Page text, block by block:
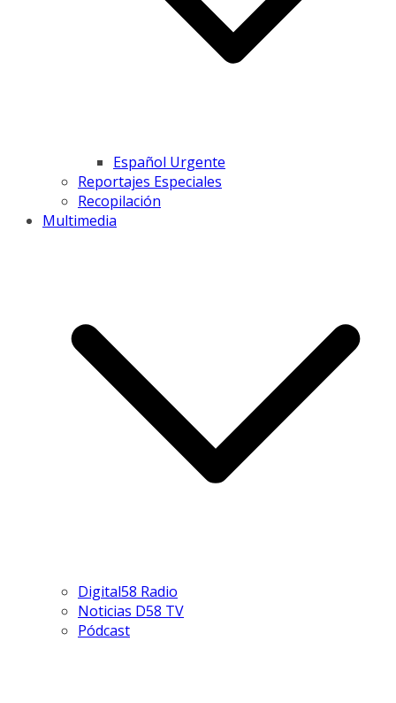
Español Urgente
Reportajes Especiales
Recopilación
Multimedia
Digital58 Radio
Noticias D58 TV
Pódcast